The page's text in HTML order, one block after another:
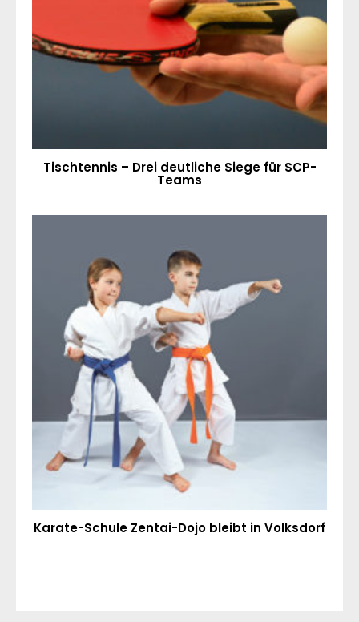
Tischtennis – Drei deutliche Siege für SCP-
Teams
Karate-Schule Zentai-Dojo bleibt in Volksdorf